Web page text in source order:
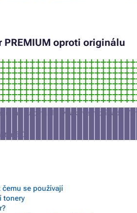
PREMIUM oproti originálu
tuto náplň (v takovém případě Vám
se používají
tonery